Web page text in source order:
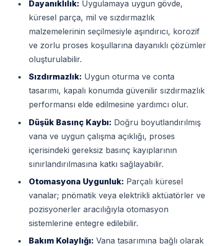
Dayanıklılık: Uygulamaya uygun gövde,
küresel parça, mil ve sızdırmazlık
malzemelerinin seçilmesiyle aşındırıcı, korozif
ve zorlu proses koşullarına dayanıklı çözümler
oluşturulabilir.
Sızdırmazlık: Uygun oturma ve conta
tasarımı, kapalı konumda güvenilir sızdırmazlık
performansı elde edilmesine yardımcı olur.
Düşük Basınç Kaybı: Doğru boyutlandırılmış
vana ve uygun çalışma açıklığı, proses
içerisindeki gereksiz basınç kayıplarının
sınırlandırılmasına katkı sağlayabilir.
Otomasyona Uygunluk: Parçalı küresel
vanalar; pnömatik veya elektrikli aktüatörler ve
pozisyonerler aracılığıyla otomasyon
sistemlerine entegre edilebilir.
Bakım Kolaylığı: Vana tasarımına bağlı olarak